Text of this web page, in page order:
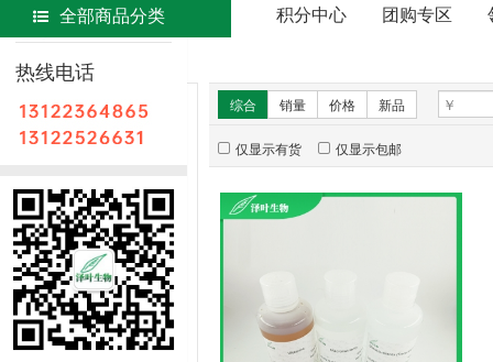
在线客服2号
热线电话
全部商品分类 积分中心 团购专区
首页
常用试剂
新品推荐
SD/-His/-Leu/-Trp with
Agar ZY1169a
综合 销量 价格 新品
仅显示有货 仅显示包邮